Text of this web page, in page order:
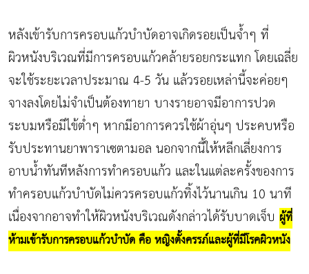
หลังเข้ารับการครอบแก้วบำบัดอาจเกิดรอยเป็นจ้ำๆ ที่
ผิวหนังบริเวณที่มีการครอบแก้วคล้ายรอยกระแทก โดยเฉลี่ย
จะใช้ระยะเวลาประมาณ 4-5 วัน แล้วรอยเหล่านี้จะค่อยๆ
จางลงโดยไม่จำเป็นต้องทายา บางรายอาจมีอาการปวด
ระบมหรือมีไข้ต่ำๆ หากมีอาการควรใช้ผ้าอุ่นๆ ประคบหรือ
รับประทานยาพาราเซตามอล นอกจากนี้ให้หลีกเลี่ยงการ
อาบน้ำทันทีหลังการทำครอบแก้ว และในแต่ละครั้งของการ
ทำครอบแก้วบำบัดไม่ควรครอบแก้วทิ้งไว้นานเกิน 10 นาที
เนื่องจากอาจทำให้ผิวหนังบริเวณดังกล่าวได้รับบาดเจ็บ ผู้ที่
ห้ามเข้ารับการครอบแก้วบำบัด คือ หญิงตั้งครรภ์และผู้ที่มีโรคผิวหนัง